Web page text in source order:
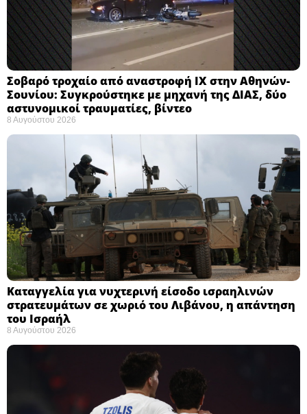
Σοβαρό τροχαίο από αναστροφή ΙΧ στην Αθηνών-
Σουνίου: Συγκρούστηκε με μηχανή της ΔΙΑΣ, δύο
αστυνομικοί τραυματίες, βίντεο
8 Αυγούστου 2026
Καταγγελία για νυχτερινή είσοδο ισραηλινών
στρατευμάτων σε χωριό του Λιβάνου, η απάντηση
του Ισραήλ
8 Αυγούστου 2026